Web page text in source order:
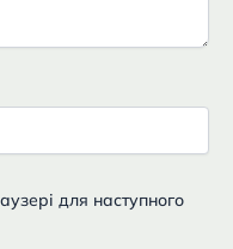
для наступного